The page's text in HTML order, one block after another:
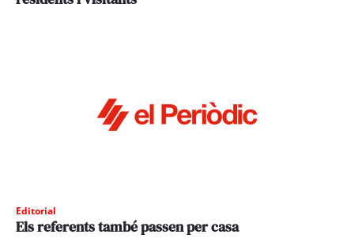
Editorial
Els referents també passen per casa